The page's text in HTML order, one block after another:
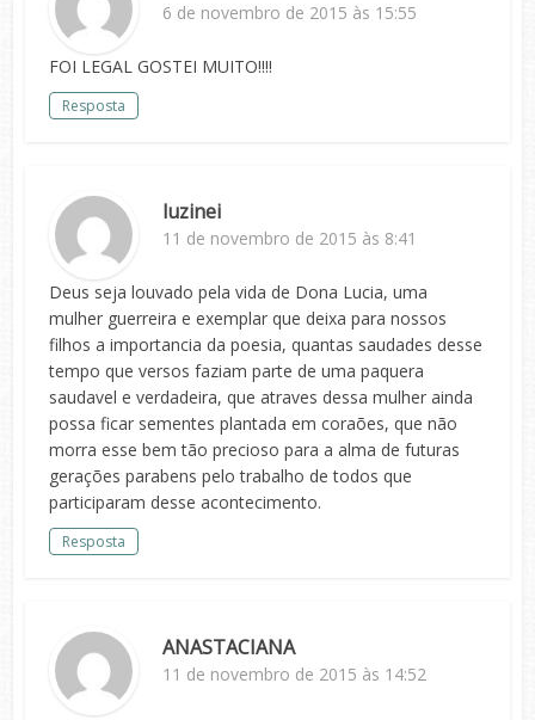
6 de novembro de 2015 às 15:55
FOI LEGAL GOSTEI MUITO!!!!
Resposta
luzinei
11 de novembro de 2015 às 8:41
Deus seja louvado pela vida de Dona Lucia, uma
mulher guerreira e exemplar que deixa para nossos
filhos a importancia da poesia, quantas saudades desse
tempo que versos faziam parte de uma paquera
saudavel e verdadeira, que atraves dessa mulher ainda
possa ficar sementes plantada em coraões, que não
morra esse bem tão precioso para a alma de futuras
gerações parabens pelo trabalho de todos que
participaram desse acontecimento.
Resposta
ANASTACIANA
11 de novembro de 2015 às 14:52